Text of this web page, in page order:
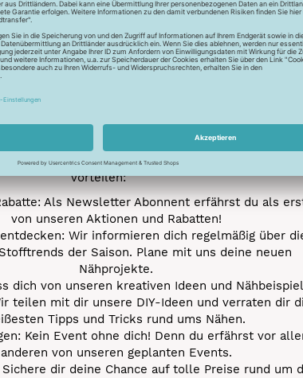
Unser Newsletter
exklusiven Newsletter und profitiere von
Vorteilen:
Als Newsletter Abonnent erfährst du als
von unseren Aktionen und Rabatten!
Wir informieren dich regelmäßig über
der Saison. Plane mit uns deine neuen
Nähprojekte.
dich von unseren kreativen Ideen und
teilen mit dir unsere DIY-Ideen und verraten dir
Tipps und Tricks rund ums Nähen.
Kein Event ohne dich! Denn du erfährst vor
anderen von unseren geplanten Events.
dir deine Chance auf tolle Preise rund um